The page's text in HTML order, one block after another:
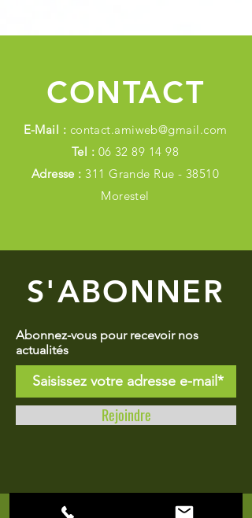
CONTACT
E-Mail : contact.amiweb@gmail.com
Tel : 06 32 89 14 98
Adresse : 311 Grande Rue - 38510
Morestel
S'ABONNER
Abonnez-vous pour recevoir nos
actualités
Rejoindre